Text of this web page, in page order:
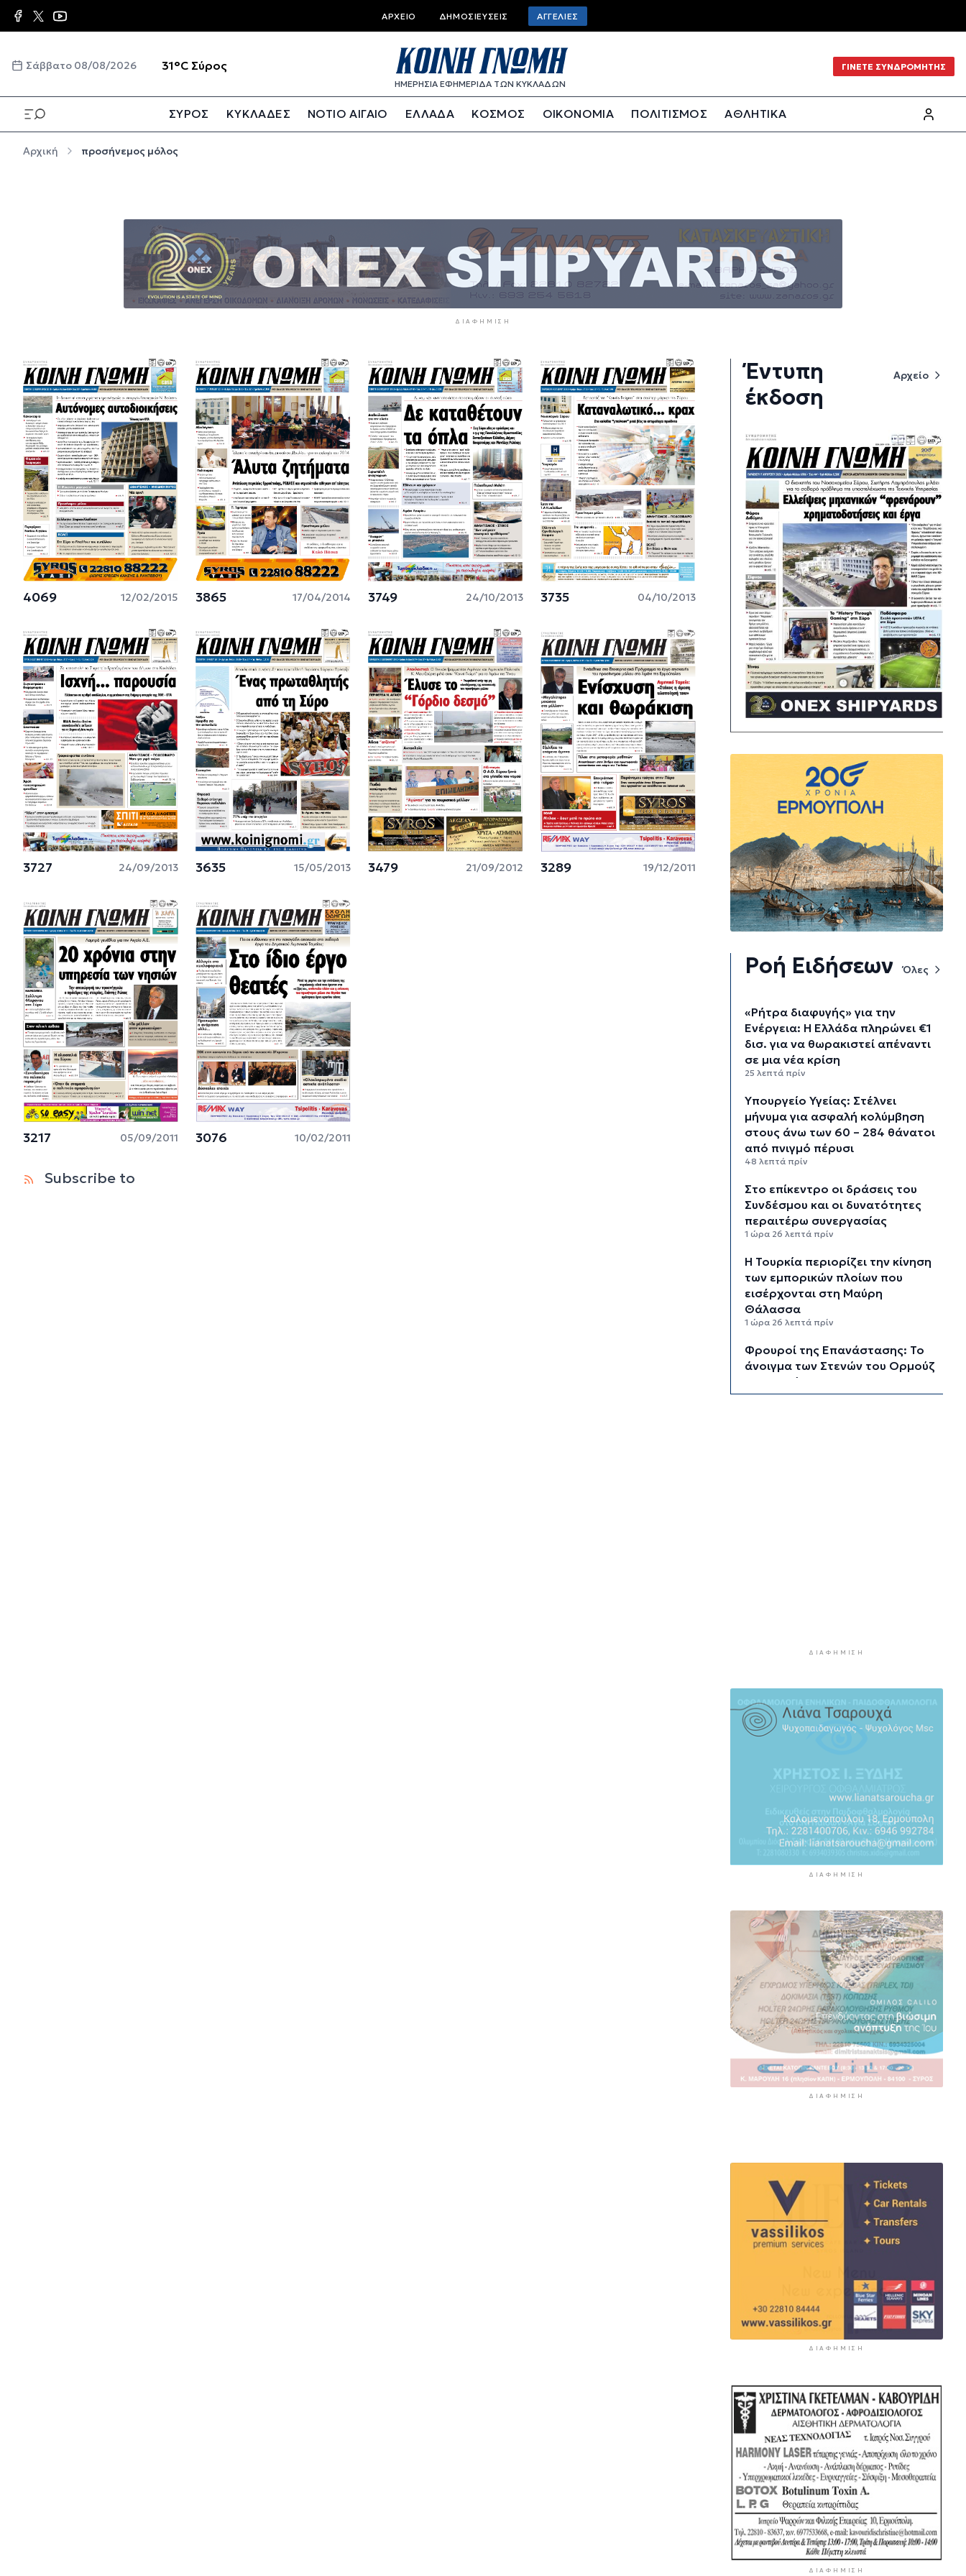
Παράκαμψη προς το κυρίως περιεχόμενο Top bar menu
ΑΡΧΕΊΟ ΔΗΜΟΣΙΕΎΣΕΙΣ ΑΓΓΕΛΊΕΣ
Σάββατο 08/08/2026 31°C Σύρος
ΗΜΕΡΗΣΙΑ ΕΦΗΜΕΡΙΔΑ ΤΩΝ ΚΥΚΛΑΔΩΝ
ΓΙΝΕΤΕ ΣΥΝΔΡΟΜΗΤΗΣ
ΣΥΡΟΣ ΚΥΚΛΑΔΕΣ ΝΟΤΙΟ ΑΙΓΑΙΟ ΕΛΛΑΔΑ ΚΟΣΜΟΣ ΟΙΚΟΝΟΜΙΑ ΠΟΛΙΤΙΣΜΟΣ
ΑΘΛΗΤΙΚΑ
Αρχική προσήνεμος μόλος
ΔΙΑΦΉΜΙΣΗ
4069 12/02/2015 3865 17/04/2014 3749 24/10/2013 3735 04/10/2013
3727 24/09/2013 3635 15/05/2013 3479 21/09/2012 3289 19/12/2011
3217 05/09/2011 3076 10/02/2011
Subscribe to
Έντυπη
έκδοση
Αρχείο
Ροή Ειδήσεων Όλες
«Ρήτρα διαφυγής» για την
Ενέργεια: Η Ελλάδα πληρώνει €1
δισ. για να θωρακιστεί απέναντι
σε μια νέα κρίση
25 λεπτά πρίν
Υπουργείο Υγείας: Στέλνει
μήνυμα για ασφαλή κολύμβηση
στους άνω των 60 – 284 θάνατοι
από πνιγμό πέρυσι
48 λεπτά πρίν
Στο επίκεντρο οι δράσεις του
Συνδέσμου και οι δυνατότητες
περαιτέρω συνεργασίας
1 ώρα 26 λεπτά πρίν
Η Τουρκία περιορίζει την κίνηση
των εμπορικών πλοίων που
εισέρχονται στη Μαύρη
Θάλασσα
1 ώρα 26 λεπτά πρίν
Φρουροί της Επανάστασης: Το
άνοιγμα των Στενών του Ορμούζ
δεν σχετίζεται με τις
διαπραγματεύσεις Τεχεράνης
Ερμούπολης
ΕΛΑΣ για το περιστατικό στην
Κρήτη με τον τουρίστα: Δεν
προκύπτει προσέγγιση ανήλικης
έναντι αμοιβής
Κυκλάδες: Πολύ υψηλός κίνδυνος
πυρκαγιάς για αύριο Κυριακή
8χρονος τραυματίστηκε στο
κεφάλι μετά από βουτιά σε
παραλία της Χαλκιδικής
4 ώρες 50 λεπτά πρίν
Αυγούστου – Πάνω από 56.000
επιβάτες αναχωρούν σήμερα
από τα λιμάνια της Αττικής
5 ώρες 25 λεπτά πρίν
ΔΙΑΦΉΜΙΣΗ
ΔΙΑΦΉΜΙΣΗ
ΔΙΑΦΉΜΙΣΗ
ΔΙΑΦΉΜΙΣΗ
ΔΙΑΦΉΜΙΣΗ